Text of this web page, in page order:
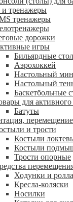
тренажеры
тренажеры
дорожки
игры
Бильярдные
Аэрохоккей
Настольный
Настольный
Баскетбольные
для
Батуты
перемещение
и трости
Костыли
Костыли
Трости опорные
Ходунки и
Кресла-коляски
Носилки